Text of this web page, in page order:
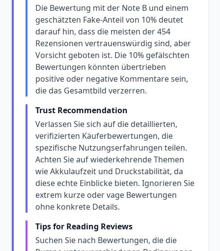
Die Bewertung mit der Note B und einem
geschätzten Fake-Anteil von 10% deutet
darauf hin, dass die meisten der 454
Rezensionen vertrauenswürdig sind, aber
Vorsicht geboten ist. Die 10% gefälschten
Bewertungen könnten übertrieben
positive oder negative Kommentare sein,
die das Gesamtbild verzerren.
Trust Recommendation
Verlassen Sie sich auf die detaillierten,
verifizierten Käuferbewertungen, die
spezifische Nutzungserfahrungen teilen.
Achten Sie auf wiederkehrende Themen
wie Akkulaufzeit und Druckstabilität, da
diese echte Einblicke bieten. Ignorieren Sie
extrem kurze oder vage Bewertungen
ohne konkrete Details.
Tips for Reading Reviews
Suchen Sie nach Bewertungen, die die